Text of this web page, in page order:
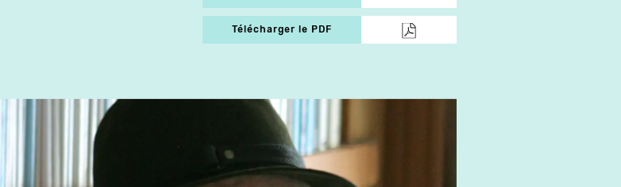
Télécharger le PDF